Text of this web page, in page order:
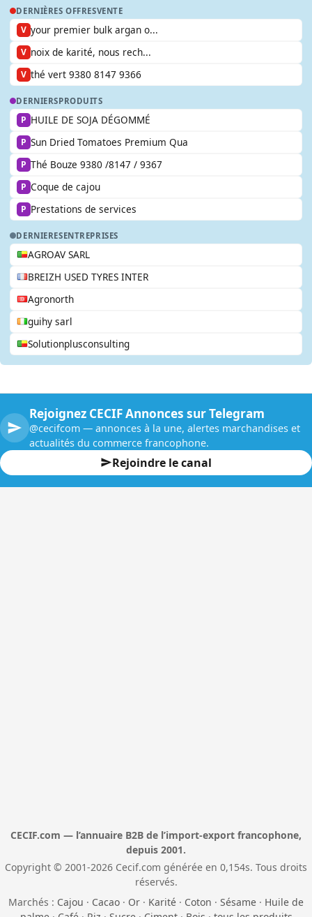
DERNIÈRES OFFRESVENTE
V your premier bulk argan o...
V noix de karité, nous rech...
V thé vert 9380 8147 9366
DERNIERSPRODUITS
P HUILE DE SOJA DÉGOMMÉ
P Sun Dried Tomatoes Premium Qua
P Thé Bouze 9380 /8147 / 9367
P Coque de cajou
P Prestations de services
DERNIERESENTREPRISES
AGROAV SARL
BREIZH USED TYRES INTER
Agronorth
guihy sarl
Solutionplusconsulting
Rejoignez CECIF Annonces sur Telegram
@cecifcom — annonces à la une, alertes marchandises et
actualités du commerce francophone.
Rejoindre le canal
CECIF.com — l’annuaire B2B de l’import-export francophone,
depuis 2001.
Copyright © 2001-2026 Cecif.com générée en 0,154s. Tous droits
réservés.
Marchés : Cajou · Cacao · Or · Karité · Coton · Sésame · Huile de